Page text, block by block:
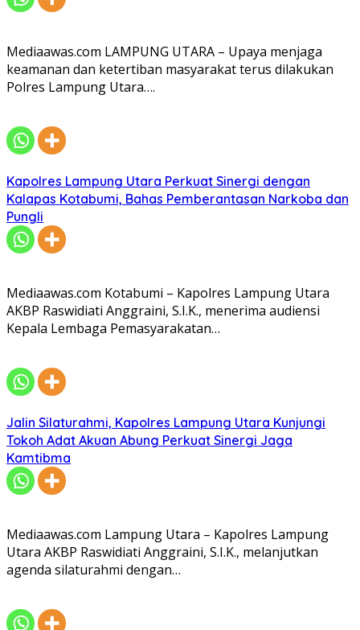
Mediaawas.com LAMPUNG UTARA – Upaya menjaga
keamanan dan ketertiban masyarakat terus dilakukan
Polres Lampung Utara….
Kapolres Lampung Utara Perkuat Sinergi dengan
Kalapas Kotabumi, Bahas Pemberantasan Narkoba dan
Pungli
Mediaawas.com Kotabumi – Kapolres Lampung Utara
AKBP Raswidiati Anggraini, S.I.K., menerima audiensi
Kepala Lembaga Pemasyarakatan…
Jalin Silaturahmi, Kapolres Lampung Utara Kunjungi
Tokoh Adat Akuan Abung Perkuat Sinergi Jaga
Kamtibma
Mediaawas.com Lampung Utara – Kapolres Lampung
Utara AKBP Raswidiati Anggraini, S.I.K., melanjutkan
agenda silaturahmi dengan…